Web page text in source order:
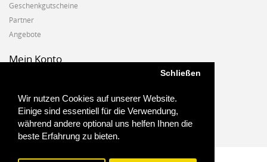
Wir nutzen Cookies auf unserer Website.
Einige sind essentiell für die Verwendung,
während andere optional uns helfen Ihnen die
beste Erfahrung zu bieten.
Schließen
Geschenkgutscheine
Partner
Angebote
Mein Konto
Auftragshistorie
Wunschzettel
Newsletter